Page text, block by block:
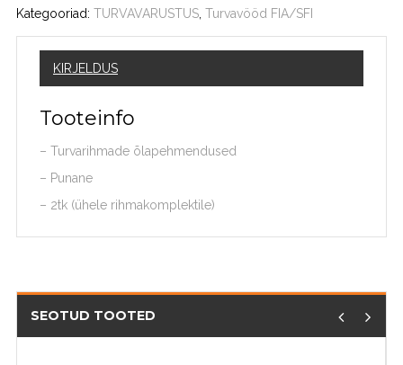
Kategooriad: TURVAVARUSTUS Turvavööd FIA/SFI
KIRJELDUS
Tooteinfo
– Turvarihmade õlapehmendused
– Punane
– 2tk (ühele rihmakomplektile)
SEOTUD TOOTED